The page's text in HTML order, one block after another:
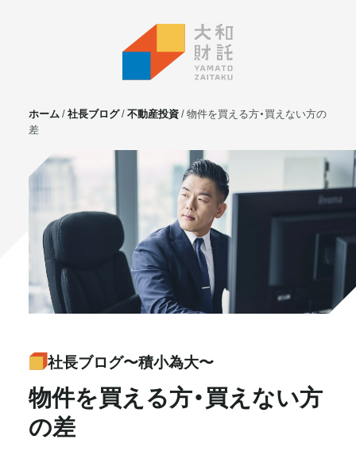
サービス
不動産投資
⼟地活⽤
マンション管理
賃貸管理
実需用戸建・マンション
ホテル事業
書籍・メディア
セミナー
お知らせ
ホーム 社長ブログ 不動産投資 物件を買える方・買えない方の
差
社長ブログ〜積小為大〜
物件を買える方・買えない方
の差